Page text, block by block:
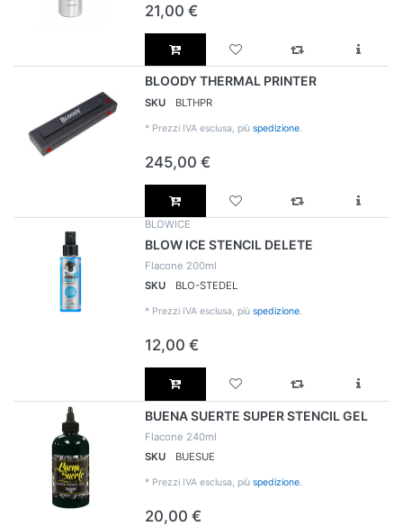
21,00 €
BLOODY THERMAL PRINTER
SKU BLTHPR
* Prezzi IVA esclusa, più spedizione.
245,00 €
BLOWICE
BLOW ICE STENCIL DELETE
Flacone 200ml
SKU
BLO-STEDEL
* Prezzi IVA esclusa, più spedizione.
12,00 €
BUENA SUERTE SUPER STENCIL GEL
Flacone 240ml
SKU
BUESUE
* Prezzi IVA esclusa, più spedizione.
20,00 €